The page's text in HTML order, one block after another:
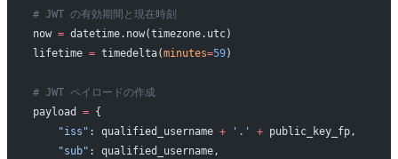
# JWT の有効期間と現在時刻
now = datetime.now(timezone.utc)
lifetime = timedelta(minutes=59)
# JWT ペイロードの作成
payload = {
    "iss"
: qualified_username + '.' + public_key_fp,
    "sub"
: qualified_username,